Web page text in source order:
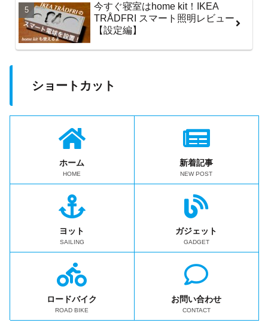
今すぐ寝室はhome kit！IKEA
TRÅDFRI スマート照明レビュー
【設定編】
ショートカット
ホーム
HOME
新着記事
NEW POST
ヨット
SAILING
ガジェット
GADGET
ロードバイク
ROAD BIKE
お問い合わせ
CONTACT